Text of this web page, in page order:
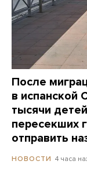
После
в испанской
тысячи
пересекших
отправить
НОВОСТИ 4 часа